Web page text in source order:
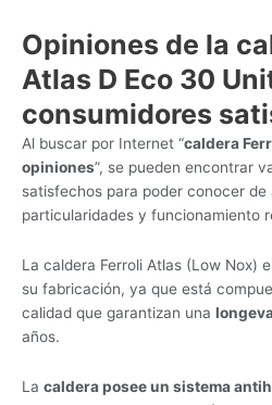
Opiniones de la
Atlas D Eco 30
consumidores
Al buscar por Internet “caldera
opiniones”, se pueden encontrar
satisfechos para poder conocer de
particularidades y funcionamiento
La caldera Ferroli Atlas (Low Nox)
su fabricación, ya que está
calidad que garantizan una
años.
La caldera posee un sistema